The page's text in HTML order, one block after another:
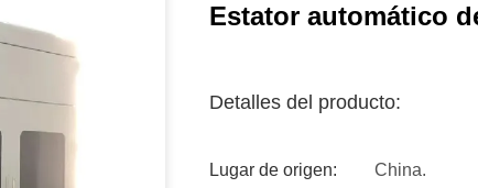
Estator automático
Detalles del producto:
Lugar de origen: China.